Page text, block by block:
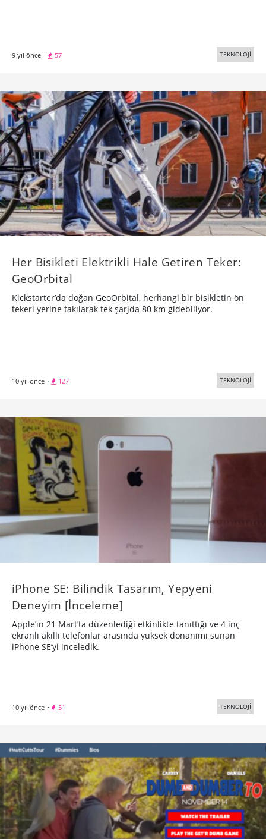
9 yıl önce · 57 TEKNOLOJİ
Her Bisikleti Elektrikli Hale Getiren Teker:
GeoOrbital
Kickstarter’da doğan GeoOrbital, herhangi bir bisikletin ön
tekeri yerine takılarak tek şarjda 80 km gidebiliyor.
10 yıl önce · 127 TEKNOLOJİ
iPhone SE: Bilindik Tasarım, Yepyeni
Deneyim [İnceleme]
Apple’ın 21 Mart’ta düzenlediği etkinlikte tanıttığı ve 4 inç
ekranlı akıllı telefonlar arasında yüksek donanımı sunan
iPhone SE’yi inceledik.
10 yıl önce · 51 TEKNOLOJİ